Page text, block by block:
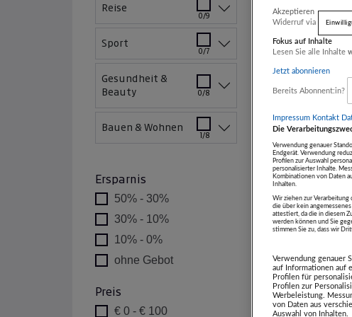
Reise
0/9
Sport
0/7
Gesundheit &
Beauty
0/8
Bauen & Wohnen
1/8
Ersparnis
50% - 30%
30% - 10%
10% - 0%
ohne Gebot
Preis
€ 0 - € 100
ab
MENNEKES
Premium R
Akzeptieren
Widerruf via
Fokus auf Inhalte
Lesen Sie alle Inhalte
Jetzt abonnieren
Bereits Abonnent:in?
Impressum Kontakt
Die
Verwendung genauer
Endgerät. Verwendung
Profilen zur Auswahl
personalisierter Inhalte.
Kombinationen von Daten
Inhalten.
Wir ziehen zur
die über kein
attestiert, da die in diesem
werden können und Sie
stimmen Sie zu, dass wir
Verwendung genauer
auf Informationen auf
Profilen für
Profilen zur
Werbeleistung.
von Daten aus
Auswahl von Inhalten.